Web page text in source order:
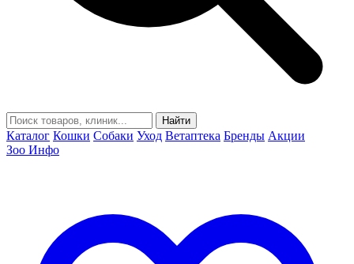
Найти
Каталог Кошки Собаки Уход Ветаптека Бренды Акции
Зоо Инфо